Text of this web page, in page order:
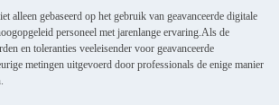
alleen gebaseerd op het gebruik van geavanceerde digitale
personeel met jarenlange ervaring.Als de
en toleranties veeleisender voor geavanceerde
metingen uitgevoerd door professionals de enige manier